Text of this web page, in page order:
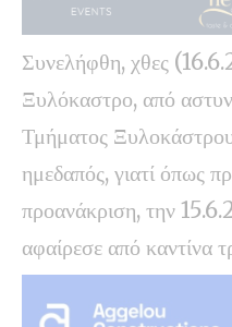
Συνελήφθη, χθες
Ξυλόκαστρο, από
Τμήματος
ημεδαπός, γιατί όπως
προανάκριση, την
αφαίρεσε από καντίνα